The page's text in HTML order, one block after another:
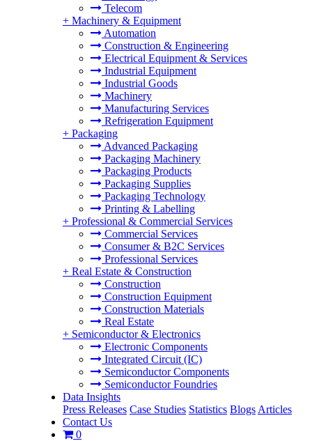
Telecom
+ Machinery & Equipment
Automation
Construction & Engineering
Electrical Equipment & Services
Industrial Equipment
Industrial Goods
Machinery
Manufacturing Services
Refrigeration Equipment
+ Packaging
Advanced Packaging
Packaging Machinery
Packaging Products
Packaging Supplies
Packaging Technology
Printing & Labelling
+ Professional & Commercial Services
Commercial Services
Consumer & B2C Services
Professional Services
+ Real Estate & Construction
Construction
Construction Equipment
Construction Materials
Real Estate
+ Semiconductor & Electronics
Electronic Components
Integrated Circuit (IC)
Semiconductor Components
Semiconductor Foundries
Data Insights
Press Releases Case Studies Statistics Blogs Articles
Contact Us
0